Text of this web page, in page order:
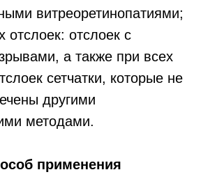
витреоретинопатиями;
отслоек: отслоек с
а также при всех
сетчатки, которые не
другими
методами.
применения